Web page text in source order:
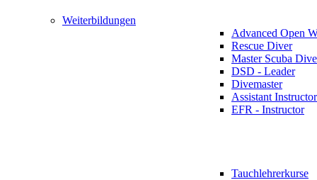
Weiterbildungen
Advanced Open
Rescue Diver
Master Scuba
DSD - Leader
Divemaster
Assistant Instructor
EFR - Instructor
Tauchlehrerkurse